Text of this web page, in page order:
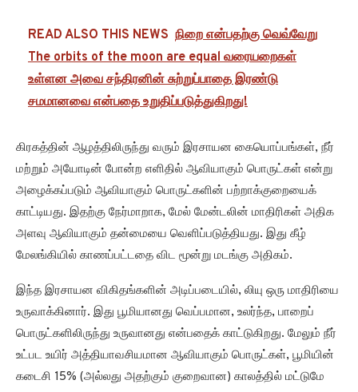
READ ALSO THIS NEWS நிறை என்பதற்கு வெவ்வேறு
The orbits of the moon are equal வரையறைகள்
உள்ளன அவை சந்திரனின் சுற்றுப்பாதை இரண்டு
சமமானவை என்பதை உறுதிப்படுத்துகிறது!
கிரகத்தின் ஆழத்திலிருந்து வரும் இரசாயன கையொப்பங்கள், நீர்
மற்றும் அயோடின் போன்ற எளிதில் ஆவியாகும் பொருட்கள் என்று
அழைக்கப்படும் ஆவியாகும் பொருட்களின் பற்றாக்குறையைக்
காட்டியது. இதற்கு நேர்மாறாக, மேல் மேன்டலின் மாதிரிகள் அதிக
அளவு ஆவியாகும் தன்மையை வெளிப்படுத்தியது. இது கீழ்
மேலங்கியில் காணப்பட்டதை விட மூன்று மடங்கு அதிகம்.
இந்த இரசாயன விகிதங்களின் அடிப்படையில், லியு ஒரு மாதிரியை
உருவாக்கினார். இது பூமியானது வெப்பமான, உலர்ந்த, பாறைப்
பொருட்களிலிருந்து உருவானது என்பதைக் காட்டுகிறது. மேலும் நீர்
உட்பட உயிர் அத்தியாவசியமான ஆவியாகும் பொருட்கள், பூமியின்
கடைசி 15% (அல்லது அதற்கும் குறைவான) காலத்தில் மட்டுமே